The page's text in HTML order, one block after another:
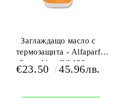
Заглаждащо масло с
термозащита - Alfaparf
Smoothing Oil 100 мл
€23.50 45.96лв.